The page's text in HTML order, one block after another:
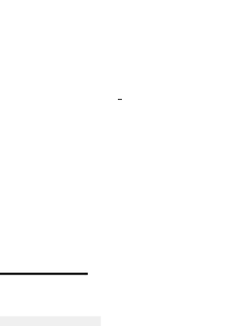
-